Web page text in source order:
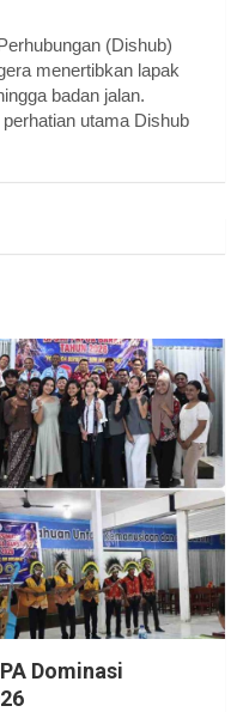
(Dishub)
menertibkan lapak
badan jalan.
utama Dishub
Dominasi